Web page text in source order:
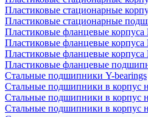
Пластиковые стационарные
Пластиковые стационарные
Пластиковые фланцевые корпуса
Пластиковые фланцевые корпуса
Пластиковые фланцевые корпуса
Пластиковые фланцевые
Стальные подшипники Y-bearings
Стальные подшипники в корпус
Стальные подшипники в корпус
Стальные подшипники в корпус